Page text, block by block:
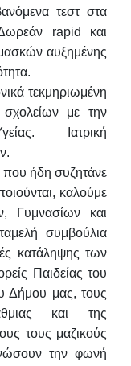
τεστ στα
rapid και
αυξημένης
τεκμηριωμένη
σχολείων με την
Ιατρική
που ήδη συζητάνε
καλούμε
Γυμνασίων και
συμβούλια
κατάληψης των
Παιδείας του
Δήμου μας, τους
και της
τους μαζικούς
την φωνή